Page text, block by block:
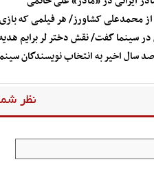
محمدعلی کشاورز/ هر فیلمی که
سینما گفت/ نقش دختر لر برایم
سال اخیر به انتخاب نویسندگان
نظر